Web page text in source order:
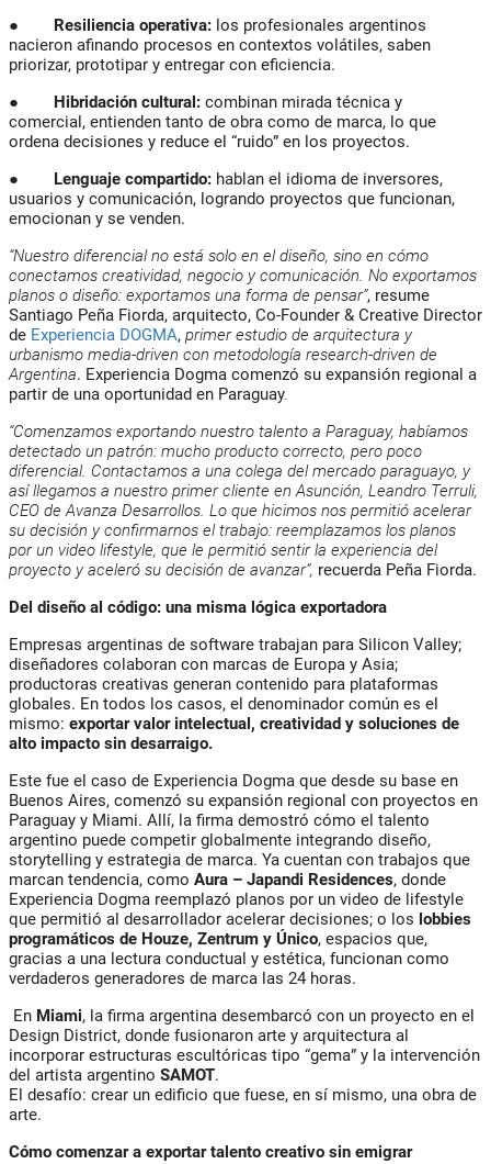
● Resiliencia operativa: los profesionales argentinos
nacieron afinando procesos en contextos volátiles, saben
priorizar, prototipar y entregar con eficiencia.
● Hibridación cultural: combinan mirada técnica y
comercial, entienden tanto de obra como de marca, lo que
ordena decisiones y reduce el “ruido” en los proyectos.
● Lenguaje compartido: hablan el idioma de inversores,
usuarios y comunicación, logrando proyectos que funcionan,
emocionan y se venden.
“Nuestro diferencial no está solo en el diseño, sino en cómo
conectamos creatividad, negocio y comunicación. No exportamos
planos o diseño: exportamos una forma de pensar”, resume
Santiago Peña Fiorda, arquitecto, Co-Founder & Creative Director
de Experiencia DOGMA, primer estudio de arquitectura y
urbanismo media-driven con metodología research-driven de
Argentina. Experiencia Dogma comenzó su expansión regional a
partir de una oportunidad en Paraguay.
“Comenzamos exportando nuestro talento a Paraguay, habíamos
detectado un patrón: mucho producto correcto, pero poco
diferencial. Contactamos a una colega del mercado paraguayo, y
así llegamos a nuestro primer cliente en Asunción, Leandro Terruli,
CEO de Avanza Desarrollos. Lo que hicimos nos permitió acelerar
su decisión y confirmarnos el trabajo: reemplazamos los planos
por un video lifestyle, que le permitió sentir la experiencia del
proyecto y aceleró su decisión de avanzar”, recuerda Peña Fiorda.
Del diseño al código: una misma lógica exportadora
Empresas argentinas de software trabajan para Silicon Valley;
diseñadores colaboran con marcas de Europa y Asia;
productoras creativas generan contenido para plataformas
globales. En todos los casos, el denominador común es el
mismo: exportar valor intelectual, creatividad y soluciones de
alto impacto sin desarraigo.
Este fue el caso de Experiencia Dogma que desde su base en
Buenos Aires, comenzó su expansión regional con proyectos en
Paraguay y Miami. Allí, la firma demostró cómo el talento
argentino puede competir globalmente integrando diseño,
storytelling y estrategia de marca. Ya cuentan con trabajos que
marcan tendencia, como Aura – Japandi Residences, donde
Experiencia Dogma reemplazó planos por un video de lifestyle
que permitió al desarrollador acelerar decisiones; o los lobbies
programáticos de Houze, Zentrum y Único, espacios que,
gracias a una lectura conductual y estética, funcionan como
verdaderos generadores de marca las 24 horas.
En Miami, la firma argentina desembarcó con un proyecto en el
Design District, donde fusionaron arte y arquitectura al
incorporar estructuras escultóricas tipo “gema” y la intervención
del artista argentino SAMOT.
El desafío: crear un edificio que fuese, en sí mismo, una obra de
arte.
Cómo comenzar a exportar talento creativo sin emigrar